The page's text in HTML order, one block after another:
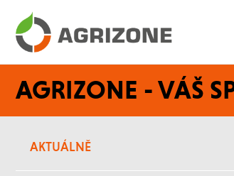
AGRIZONE - VÁŠ
AKTUÁLNĚ